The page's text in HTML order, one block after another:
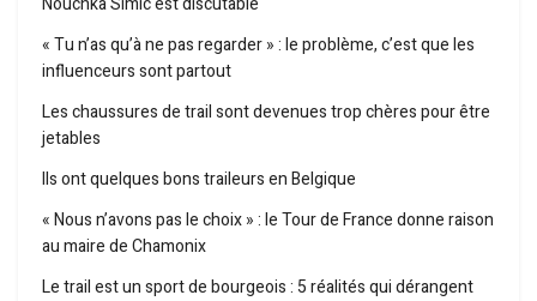
« Tu n’as qu’à ne pas regarder » : le problème, c’est que les
influenceurs sont partout
Les chaussures de trail sont devenues trop chères pour être
jetables
Ils ont quelques bons traileurs en Belgique
« Nous n’avons pas le choix » : le Tour de France donne raison
au maire de Chamonix
Le trail est un sport de bourgeois : 5 réalités qui dérangent